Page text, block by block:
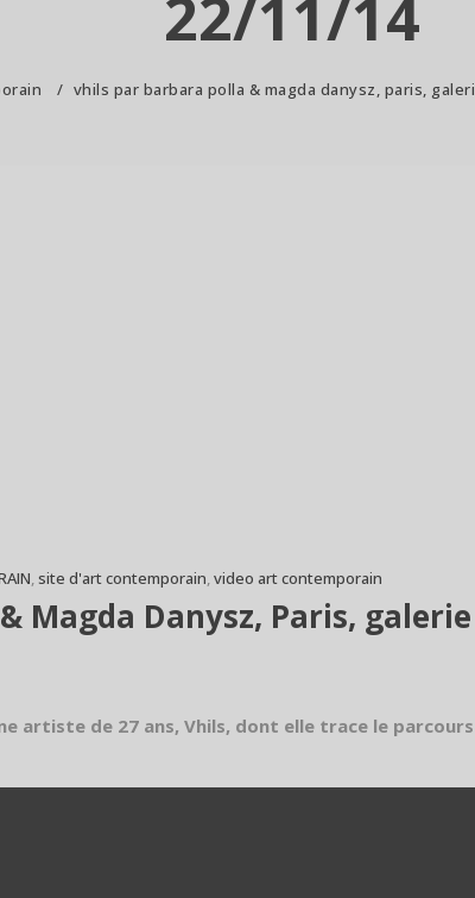
22/11/14
/ vhils par barbara polla & magda danysz, paris,
,site d'art contemporain,video art contemporain
Magda Danysz, Paris,
artiste de 27 ans, Vhils, dont elle trace le